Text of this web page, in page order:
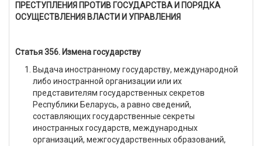
ПРЕСТУПЛЕНИЯ ПРОТИВ ГОСУДАРСТВА И ПОРЯДКА
ОСУЩЕСТВЛЕНИЯ ВЛАСТИ И УПРАВЛЕНИЯ
Статья 356. Измена государству
Выдача иностранному государству, международной
либо иностранной организации или их
представителям государственных секретов
Республики Беларусь, а равно сведений,
составляющих государственные секреты
иностранных государств, международных
организаций, межгосударственных образований,